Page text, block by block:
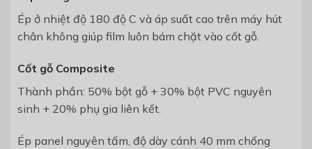
Ép ở nhiệt độ 180 độ C và áp suất cao trên máy hút
chân không giúp film luôn bám chặt vào cốt gỗ.
Cốt gỗ Composite
Thành phần: 50% bột gỗ + 30% bột PVC nguyên
sinh + 20% phụ gia liên kết.
Ép panel nguyên tấm, độ dày cánh 40 mm chống